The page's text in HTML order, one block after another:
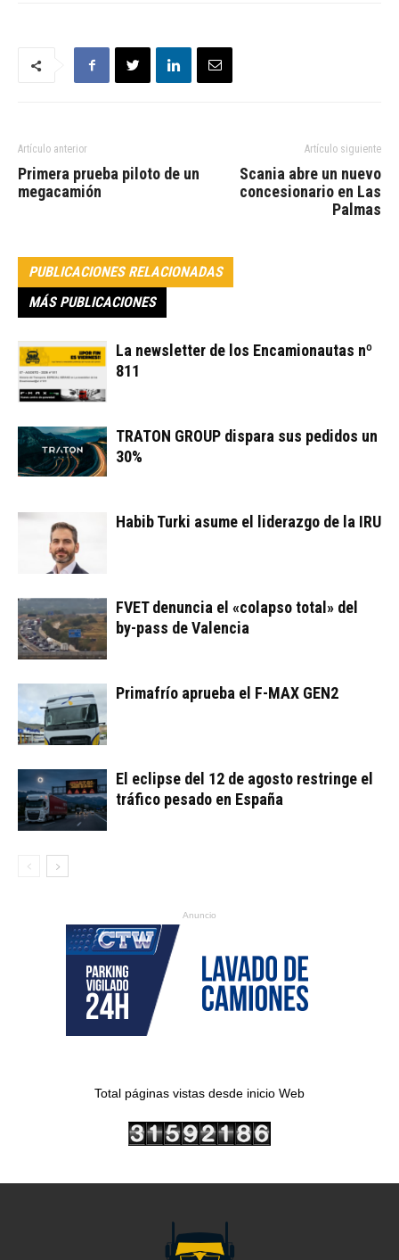
Artículo anterior
Primera prueba piloto de un
megacamión
Artículo siguiente
Scania abre un nuevo
concesionario en Las
Palmas
PUBLICACIONES RELACIONADAS
MÁS PUBLICACIONES
La newsletter de los Encamionautas nº
811
TRATON GROUP dispara sus pedidos un
30%
Habib Turki asume el liderazgo de la IRU
FVET denuncia el «colapso total» del
by-pass de Valencia
Primafrío aprueba el F-MAX GEN2
El eclipse del 12 de agosto restringe el
tráfico pesado en España
Anuncio
Total páginas vistas desde inicio Web